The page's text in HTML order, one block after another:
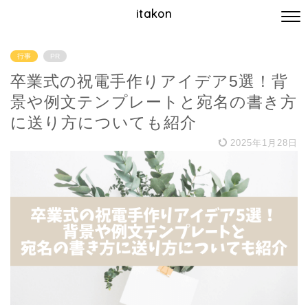
itakon
行事 PR
卒業式の祝電手作りアイデア5選！背
景や例文テンプレートと宛名の書き方
に送り方についても紹介
2025年1月28日